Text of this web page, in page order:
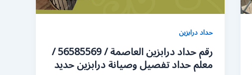
حداد درابزين
رقم حداد درابزين العاصمة / 56585569 /
معلم حداد تفصيل وصيانة درابزين حديد